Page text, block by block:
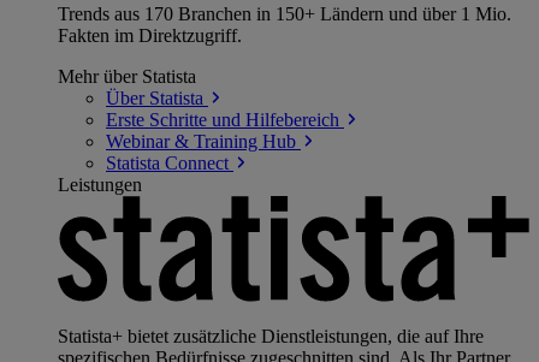
Trends aus 170 Branchen in 150+ Ländern und über 1 Mio.
Fakten im Direktzugriff.
Mehr über Statista
Über Statista
Erste Schritte und Hilfebereich
Webinar & Training Hub
Statista Connect
Leistungen
Statista+ bietet zusätzliche Dienstleistungen, die auf Ihre
spezifischen Bedürfnisse zugeschnitten sind. Als Ihr Partner